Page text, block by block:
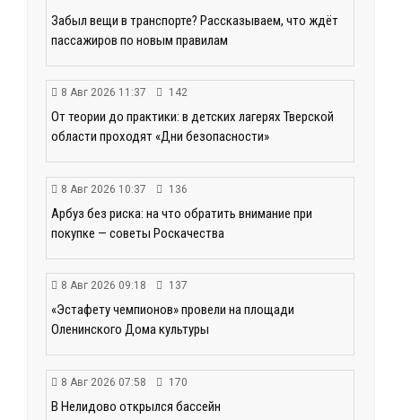
Забыл вещи в транспорте? Рассказываем, что ждёт
пассажиров по новым правилам
8 Авг 2026 11:37 142
От теории до практики: в детских лагерях Тверской
области проходят «Дни безопасности»
8 Авг 2026 10:37 136
Арбуз без риска: на что обратить внимание при
покупке — советы Роскачества
8 Авг 2026 09:18 137
«Эстафету чемпионов» провели на площади
Оленинского Дома культуры
8 Авг 2026 07:58 170
В Нелидово открылся бассейн